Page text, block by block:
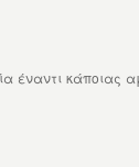
έναντι κάποιας